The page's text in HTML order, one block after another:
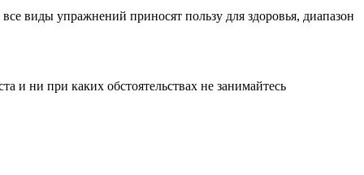
виды упражнений приносят пользу для здоровья, диапазон
и ни при каких обстоятельствах не занимайтесь